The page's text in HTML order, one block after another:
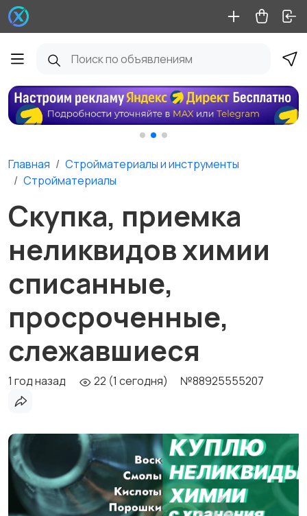
Главная
Стройматериалы и инструменты
Стройматериалы
Скупка, приемка
неликвидов химии
списанные,
просроченные,
слежавшиеся
1 год назад 22 (1 сегодня) №88925555207